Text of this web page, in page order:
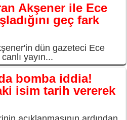
Akşener ile Ece
geç fark
dün gazeteci Ece
yayın...
bomba iddia!
isim tarih vererek